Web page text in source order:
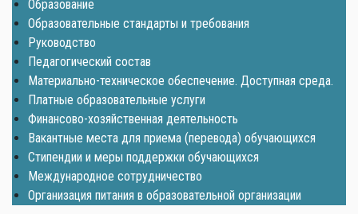
Образование
Образовательные стандарты и требования
Руководство
Педагогический состав
Материально-техническое обеспечение. Доступная среда.
Платные образовательные услуги
Финансово-хозяйственная деятельность
Вакантные места для приема (перевода) обучающихся
Стипендии и меры поддержки обучающихся
Международное сотрудничество
Организация питания в образовательной организации